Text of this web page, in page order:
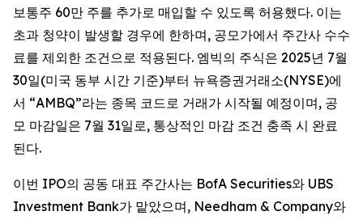
보통주 60만 주를 추가로 매입할 수 있도록 허용했다. 이는
초과 청약이 발생할 경우에 한하며, 공모가에서 주간사 수수
료를 제외한 조건으로 적용된다. 엠빅의 주식은 2025년 7월
30일(미국 동부 시간 기준)부터 뉴욕증권거래소(NYSE)에
서 “AMBQ”라는 종목 코드로 거래가 시작될 예정이며, 공
모 마감일은 7월 31일로, 통상적인 마감 조건 충족 시 완료
된다.
이번 IPO의 공동 대표 주간사는 BofA Securities와 UBS
Investment Bank가 맡았으며, Needham & Company와